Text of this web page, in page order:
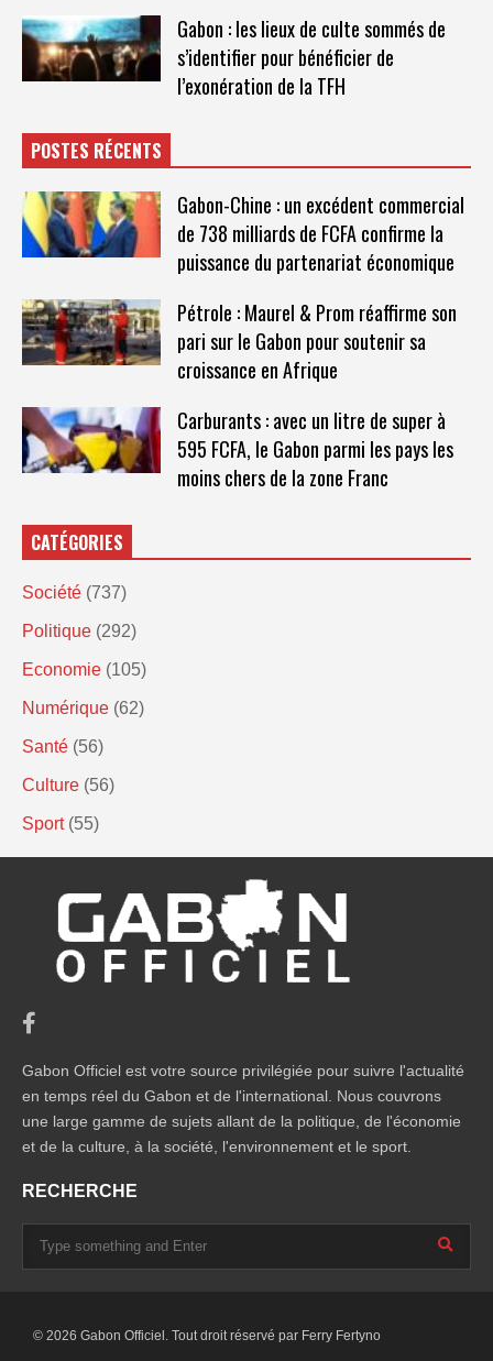
Gabon : les lieux de culte sommés de
s’identifier pour bénéficier de
l’exonération de la TFH
POSTES RÉCENTS
Gabon-Chine : un excédent commercial
de 738 milliards de FCFA confirme la
puissance du partenariat économique
Pétrole : Maurel & Prom réaffirme son
pari sur le Gabon pour soutenir sa
croissance en Afrique
Carburants : avec un litre de super à
595 FCFA, le Gabon parmi les pays les
moins chers de la zone Franc
CATÉGORIES
Société (737)
Politique (292)
Economie (105)
Numérique (62)
Santé (56)
Culture (56)
Sport (55)
Gabon Officiel est votre source privilégiée pour suivre l'actualité
en temps réel du Gabon et de l'international. Nous couvrons
une large gamme de sujets allant de la politique, de l'économie
et de la culture, à la société, l'environnement et le sport.
RECHERCHE
© 2026 Gabon Officiel. Tout droit réservé par Ferry Fertyno